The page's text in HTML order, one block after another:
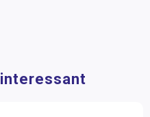
interessant